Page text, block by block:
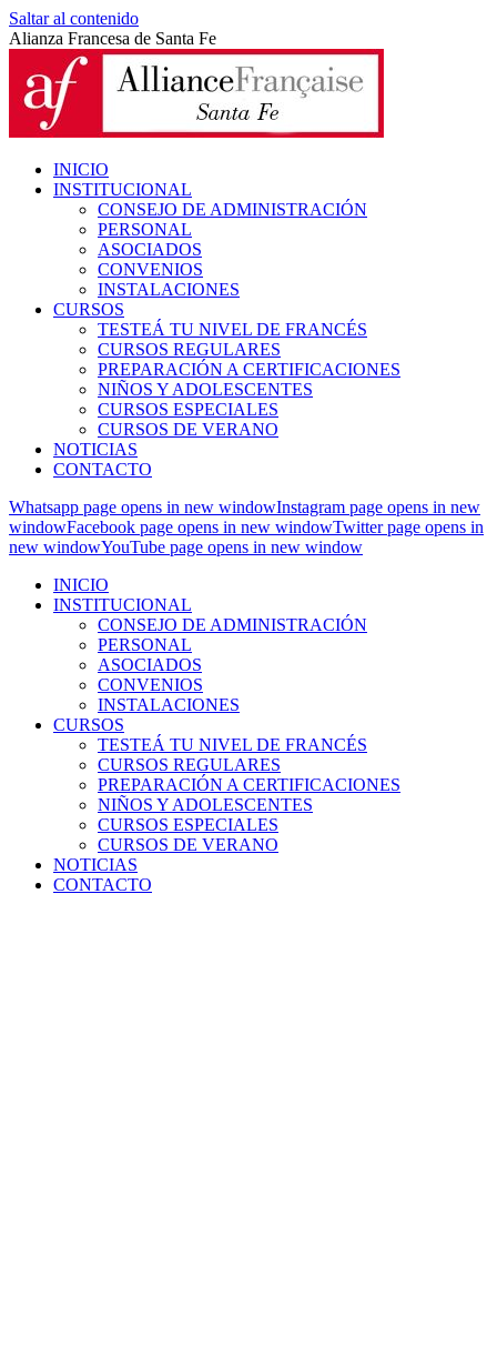
Saltar al contenido
Alianza Francesa de Santa Fe
INICIO
INSTITUCIONAL
CONSEJO DE ADMINISTRACIÓN
PERSONAL
ASOCIADOS
CONVENIOS
INSTALACIONES
CURSOS
TESTEÁ TU NIVEL DE FRANCÉS
CURSOS REGULARES
PREPARACIÓN A CERTIFICACIONES
NIÑOS Y ADOLESCENTES
CURSOS ESPECIALES
CURSOS DE VERANO
NOTICIAS
CONTACTO
Whatsapp page opens in new windowInstagram page opens in new
windowFacebook page opens in new windowTwitter page opens in
new windowYouTube page opens in new window
INICIO
INSTITUCIONAL
CONSEJO DE ADMINISTRACIÓN
PERSONAL
ASOCIADOS
CONVENIOS
INSTALACIONES
CURSOS
TESTEÁ TU NIVEL DE FRANCÉS
CURSOS REGULARES
PREPARACIÓN A CERTIFICACIONES
NIÑOS Y ADOLESCENTES
CURSOS ESPECIALES
CURSOS DE VERANO
NOTICIAS
CONTACTO